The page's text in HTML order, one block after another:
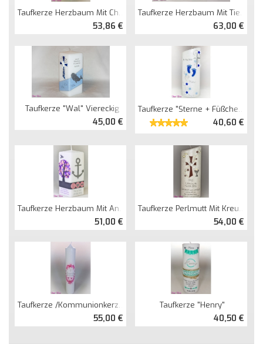
Taufkerze Herzbaum Mit Christlichen Symbolen Mit Spruch Und Anderer Anordnung
53,86 €
Taufkerze Herzbaum Mit Tieren Doppel Oval Abg. + 2 Gästekerzen
63,00 €
Taufkerze "Wal" Viereckig
45,00 €
Taufkerze "Sterne + Füßchen" Oval Abg. Perlmutt
40,60 €
Taufkerze Herzbaum Mit Anker Und Spruch Viereckig
51,00 €
Taufkerze Perlmutt Mit Kreuz Oval Abg.
54,00 €
Taufkerze /Kommunionkerze "mit Ranken" Lang
55,00 €
Taufkerze "Henry"
40,50 €